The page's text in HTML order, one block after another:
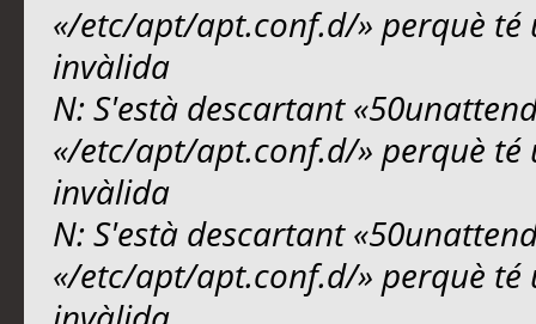
«/etc/apt/apt.conf.d/» perquè té
invàlida
N: S'està descartant
«/etc/apt/apt.conf.d/» perquè té
invàlida
N: S'està descartant
«/etc/apt/apt.conf.d/» perquè té